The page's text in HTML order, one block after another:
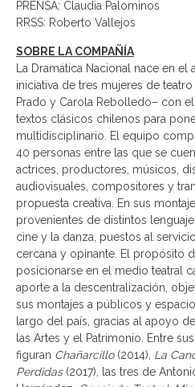
PRENSA: Claudia Palominos
RRSS: Roberto Vallejos
SOBRE LA COMPAÑÍA
La Dramática Nacional nace en
iniciativa de tres mujeres de
Prado y Carola Rebolledo– con
textos clásicos chilenos para
multidisciplinario. El equipo
40 personas entre las que se
actrices, productores, músicos,
audiovisuales, compositores y
propuesta creativa. En sus
provenientes de distintos
cine y la danza, puestos al
cercana y opinante. El propósito
posicionarse en el medio teatral
aporte a la descentralización,
sus montajes a públicos y
largo del país, gracias al apoyo
las Artes y el Patrimonio. Entre
figuran Chañarcillo(2014), La
Perdidas(2017), las tres de